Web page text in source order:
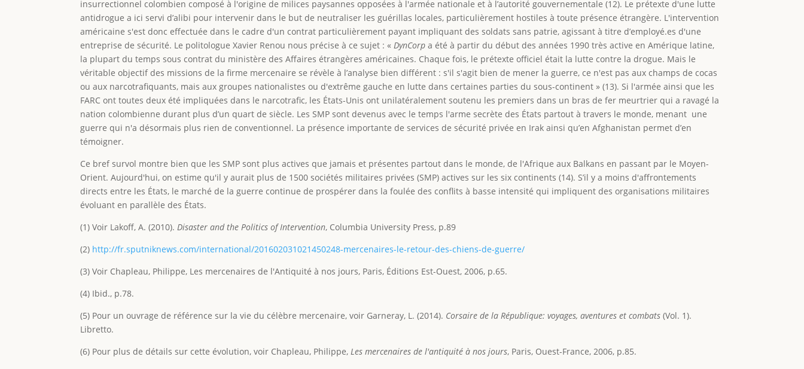
insurrectionnel colombien composé à l'origine de milices paysannes opposées à l'armée nationale et à l’autorité gouvernementale (12). Le prétexte d'une lutte
antidrogue a ici servi d’alibi pour intervenir dans le but de neutraliser les guérillas locales, particulièrement hostiles à toute présence étrangère. L'intervention
américaine s'est donc effectuée dans le cadre d'un contrat particulièrement payant impliquant des soldats sans patrie, agissant à titre d’employé.es d'une
entreprise de sécurité. Le politologue Xavier Renou nous précise à ce sujet : «DynCorp a été à partir du début des années 1990 très active en Amérique latine,
la plupart du temps sous contrat du ministère des Affaires étrangères américaines. Chaque fois, le prétexte officiel était la lutte contre la drogue. Mais le
véritable objectif des missions de la firme mercenaire se révèle à l’analyse bien différent : s'il s'agit bien de mener la guerre, ce n'est pas aux champs de cocas
ou aux narcotrafiquants, mais aux groupes nationalistes ou d'extrême gauche en lutte dans certaines parties du sous-continent » (13). Si l'armée ainsi que les
FARC ont toutes deux été impliquées dans le narcotrafic, les États-Unis ont unilatéralement soutenu les premiers dans un bras de fer meurtrier qui a ravagé la
nation colombienne durant plus d’un quart de siècle. Les SMP sont devenus avec le temps l'arme secrète des États partout à travers le monde, menant une
guerre qui n'a désormais plus rien de conventionnel. La présence importante de services de sécurité privée en Irak ainsi qu’en Afghanistan permet d’en
témoigner.
Ce bref survol montre bien que les SMP sont plus actives que jamais et présentes partout dans le monde, de l'Afrique aux Balkans en passant par le Moyen-
Orient. Aujourd'hui, on estime qu'il y aurait plus de 1500 sociétés militaires privées (SMP) actives sur les six continents (14). S’il y a moins d'affrontements
directs entre les États, le marché de la guerre continue de prospérer dans la foulée des conflits à basse intensité qui impliquent des organisations militaires
évoluant en parallèle des États.
(1) Voir Lakoff, A. (2010).Disaster and the Politics of Intervention, Columbia University Press, p.89
(2) http://fr.sputniknews.com/international/201602031021450248-mercenaires-le-retour-des-chiens-de-guerre/
(3) Voir Chapleau, Philippe, Les mercenaires de l'Antiquité à nos jours, Paris, Éditions Est-Ouest, 2006, p.65.
(4) Ibid., p.78.
(5) Pour un ouvrage de référence sur la vie du célèbre mercenaire, voir Garneray, L. (2014). Corsaire de la République: voyages, aventures et combats (Vol. 1).
Libretto.
(6) Pour plus de détails sur cette évolution, voir Chapleau, Philippe,Les mercenaires de l'antiquité à nos jours, Paris, Ouest-France, 2006, p.85.